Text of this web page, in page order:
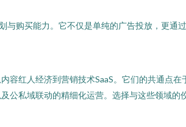
购买能力。它不仅是单纯的广告投放，更通
红人经济到营销技术SaaS。它们的共通点
公私域联动的精细化运营。选择与这些领域